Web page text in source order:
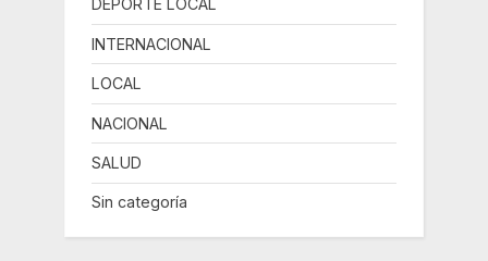
DEPORTE LOCAL
INTERNACIONAL
LOCAL
NACIONAL
SALUD
Sin categoría